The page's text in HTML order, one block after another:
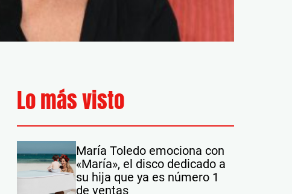
Lo más visto
María Toledo emociona con
«María», el disco dedicado a
su hija que ya es número 1
de ventas